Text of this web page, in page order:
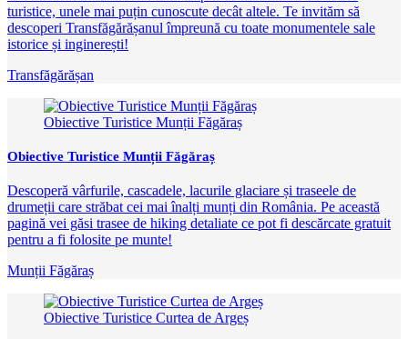
turistice, unele mai puțin cunoscute decât altele. Te invităm să
descoperi Transfăgărășanul împreună cu toate monumentele sale
istorice și inginerești!
Transfăgărășan
Obiective Turistice Munții Făgăraș
Obiective Turistice Munții Făgăraș
Descoperă vârfurile, cascadele, lacurile glaciare și traseele de
drumeții care străbat cei mai înalți munți din România. Pe această
pagină vei găsi trasee de hiking detaliate ce pot fi descărcate gratuit
pentru a fi folosite pe munte!
Munții Făgăraș
Obiective Turistice Curtea de Argeș